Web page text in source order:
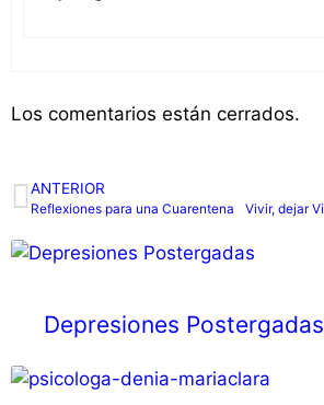
Los comentarios están cerrados.
ANTERIOR
Reflexiones para una Cuarentena
Depresiones Postergadas